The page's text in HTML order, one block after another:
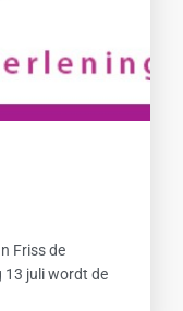
Friss de
13 juli wordt de